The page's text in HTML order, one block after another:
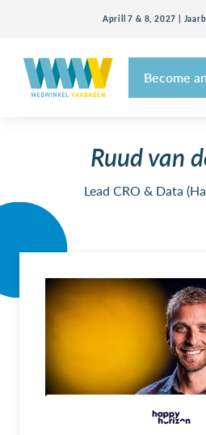
Aprill 7 & 8, 2027 |
Become
Ruud van
Lead CRO & Data